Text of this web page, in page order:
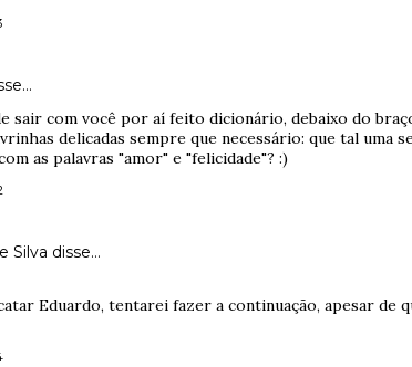
sair com você por aí feito dicionário, debaixo do
delicadas sempre que necessário: que tal uma
as palavras "amor" e "felicidade"? :)
Silva disse…
Eduardo, tentarei fazer a continuação, apesar de